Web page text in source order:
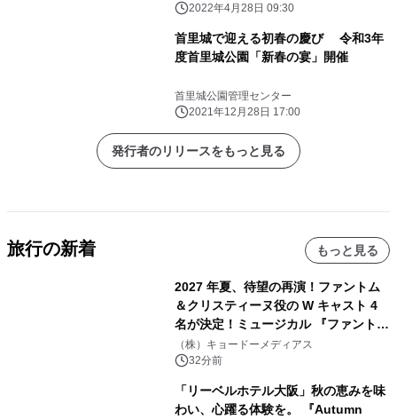
2022年4月28日 09:30
首里城で迎える初春の慶び 令和3年
度首里城公園「新春の宴」開催
首里城公園管理センター
2021年12月28日 17:00
発行者のリリースをもっと見る
旅行の新着 もっと見る
2027 年夏、待望の再演！ファントム
＆クリスティーヌ役の W キャスト 4
名が決定！ミュージカル 『ファント
ム』
（株）キョードーメディアス
32分前
「リーベルホテル大阪」秋の恵みを味
わい、心躍る体験を。 『Autumn